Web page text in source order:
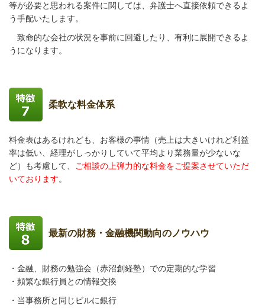
等が必要と思われる案件に関しては、弁護士へ直接依頼できるよ
う手配いたします。
致命的な会社の状況を事前に回避したり、有利に展開できるよ
うになります。
柔軟な料金体系
料金表はあるけれども、お客様の事情（売上は大きいけれど利益
率は低い、経理がしっかりしていて平均より業務量が少ないな
ど）も考慮して、
ご相談の上弾力的な料金をご提案させていただ
いております。
最新の財務・金融機関動向のノウハウ
・金融、財務の勉強会（赤沼創経塾）での定期的な学習
・頻繁な銀行員との情報交換
・ 当事務所と同じビルに銀行